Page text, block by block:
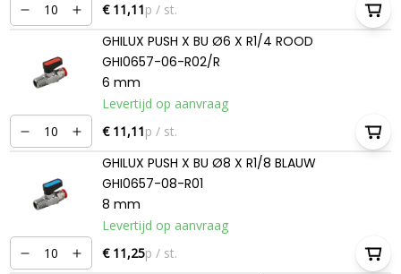
€ 11,11p / st.
GHILUX PUSH X BU Ø6 X R1/4 ROOD
GHI0657-06-R02/R
6 mm
Levertijd op aanvraag
€ 11,11p / st.
GHILUX PUSH X BU Ø8 X R1/8 BLAUW
GHI0657-08-R01
8 mm
Levertijd op aanvraag
€ 11,25p / st.